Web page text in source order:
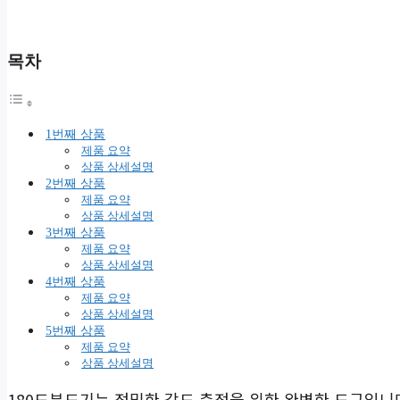
목차
1번째 상품
제품 요약
상품 상세설명
2번째 상품
제품 요약
상품 상세설명
3번째 상품
제품 요약
상품 상세설명
4번째 상품
제품 요약
상품 상세설명
5번째 상품
제품 요약
상품 상세설명